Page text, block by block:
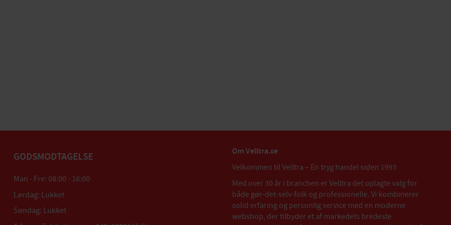
GODSMODTAGELSE
Man - Fre: 08:00 - 16:00
Lørdag: Lukket
Søndag: Lukket
Om Velltra.se
Velkommen til Velltra – En tryg handel siden 1993
Med over 30 år i branchen er Velltra det oplagte valg for
både gør-det-selv-folk og professionelle. Vi kombinerer
solid erfaring og personlig service med en moderne
webshop, der tilbyder et af markedets bredeste